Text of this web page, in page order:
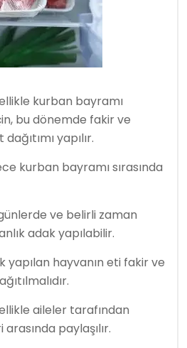
kurban bayramı
bu dönemde fakir ve
yapılır.
kurban bayramı sırasında
ve belirli zaman
adak yapılabilir.
yapılan hayvanın eti fakir ve
aileler tarafından
paylaşılır.